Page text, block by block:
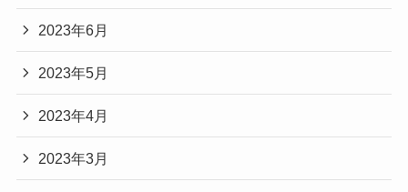
2023年6月
2023年5月
2023年4月
2023年3月